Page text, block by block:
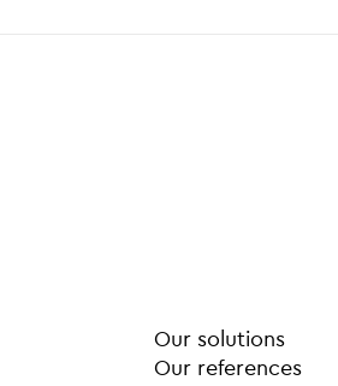
Our solutions
Our references